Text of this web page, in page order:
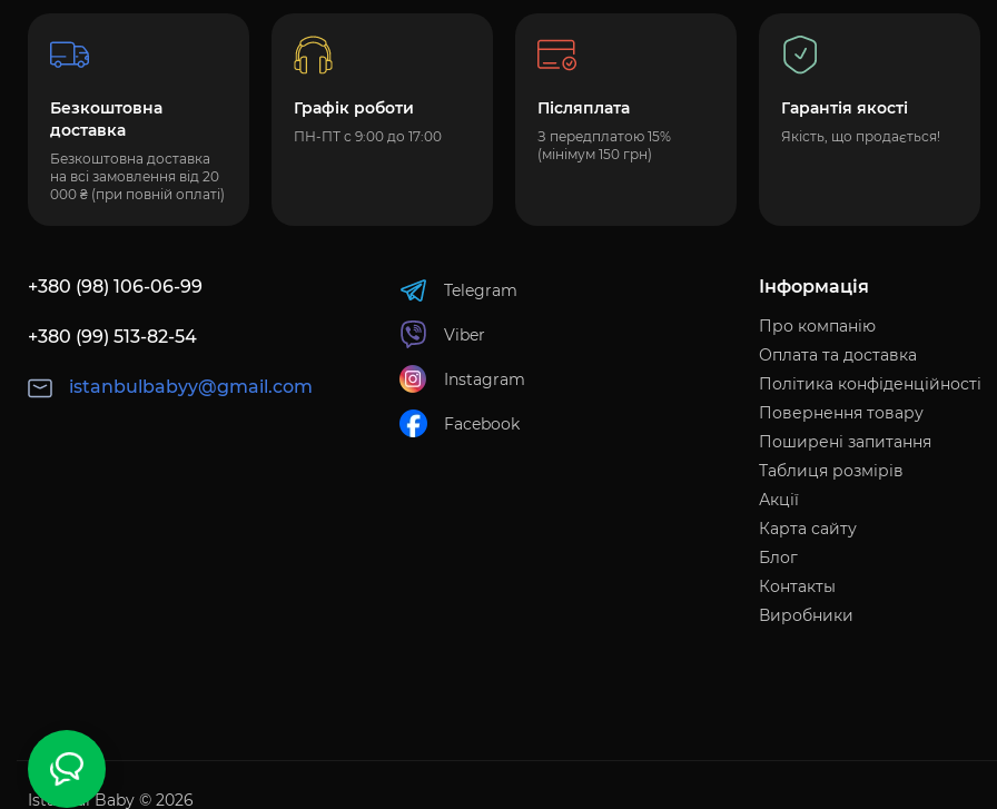
Безкоштовна
доставка
Безкоштовна доставка
на всі замовлення від 20
000 ₴ (при повній оплаті)
Графік роботи
ПН-ПТ с 9:00 до 17:00
Післяплата
З передплатою 15%
(мінімум 150 грн)
Гарантія якості
Якість, що продається!
+380 (98) 106-06-99
+380 (99) 513-82-54
istanbulbabyy@gmail.com
Telegram
Viber
Instagram
Facebook
Інформація
Про компанію
Оплата та доставка
Політика конфіденційності
Повернення товару
Поширені запитання
Таблиця розмірів
Акції
Карта сайту
Блог
Контакты
Виробники
Istanbul Baby © 2026